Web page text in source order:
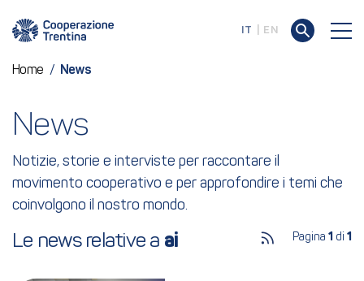
IT EN
Home / News
News
Notizie, storie e interviste per raccontare il
movimento cooperativo e per approfondire i temi che
coinvolgono il nostro mondo.
Le news relative a ai Pagina 1 di 1